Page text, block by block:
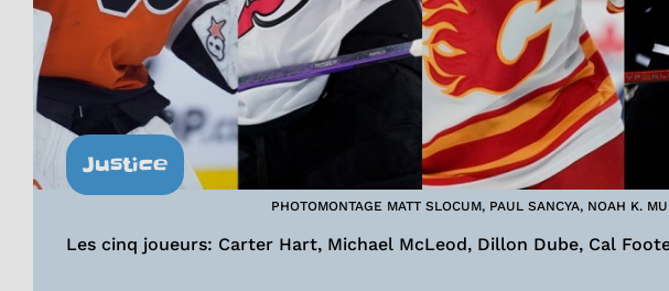
Justice
PHOTOMONTAGE MATT SLOCUM, PAUL SANCYA, NOAH K.
Les cinq joueurs: Carter Hart, Michael McLeod, Dillon Dube, Cal